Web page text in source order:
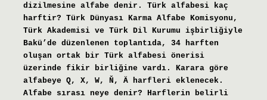
dizilmesine alfabe denir. Türk alfabesi kaç
harftir? Türk Dünyası Karma Alfabe Komisyonu,
Türk Akademisi ve Türk Dil Kurumu işbirliğiyle
Bakü’de düzenlenen toplantıda, 34 harften
oluşan ortak bir Türk alfabesi önerisi
üzerinde fikir birliğine vardı. Karara göre
alfabeye Q, X, W, Ň, Ä harfleri eklenecek.
Alfabe sırası neye denir? Harflerin belirli